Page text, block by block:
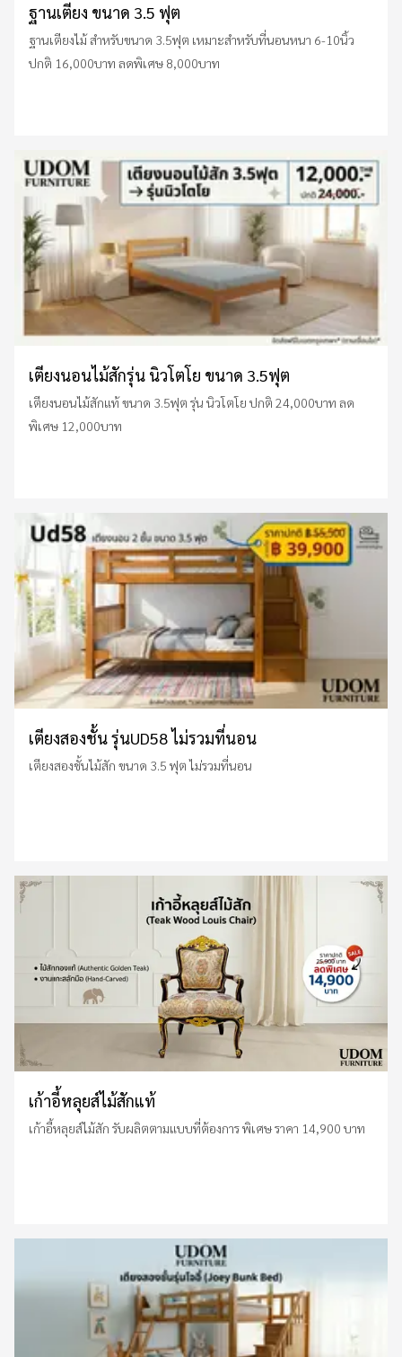
ฐานเตียง ขนาด 3.5 ฟุต
ฐานเตียงไม้ สำหรับขนาด 3.5ฟุต เหมาะสำหรับที่นอนหนา 6-10นิ้ว
ปกติ 16,000บาท ลดพิเศษ 8,000บาท
เตียงนอนไม้สักรุ่น นิวโตโย ขนาด 3.5ฟุต
เตียงนอนไม้สักแท้ ขนาด 3.5ฟุต รุ่น นิวโตโย ปกติ 24,000บาท ลด
พิเศษ 12,000บาท
เตียงสองชั้น รุ่นUD58 ไม่รวมที่นอน
เตียงสองชั้นไม้สัก ขนาด 3.5 ฟุต ไม่รวมที่นอน
เก้าอี้หลุยส์ไม้สักแท้
เก้าอี้หลุยส์ไม้สัก รับผลิตตามแบบที่ต้องการ พิเศษ ราคา 14,900 บาท